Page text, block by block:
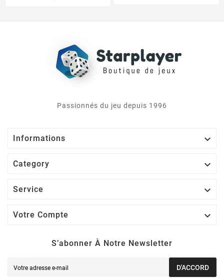
Passionnés du jeu depuis 1996
Informations 
Category 
Service 
Votre Compte 
S’abonner À Notre Newsletter
D'ACCORD